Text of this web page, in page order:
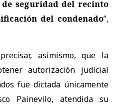
seguridad del recinto
del condenado”,
asimismo, que la
autorización judicial
fue dictada únicamente
Painevilo, atendida su